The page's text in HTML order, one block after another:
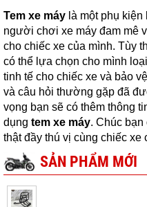
Tem xe máy là một phụ
người chơi xe máy đam mê
cho chiếc xe của mình. Tùy
có thể lựa chọn cho mình
tinh tế cho chiếc xe và bảo
và câu hỏi thường gặp đã
vọng bạn sẽ có thêm thông
dụng tem xe máy. Chúc
thật đầy thú vị cùng chiếc xe
SẢN PHẨM MỚI